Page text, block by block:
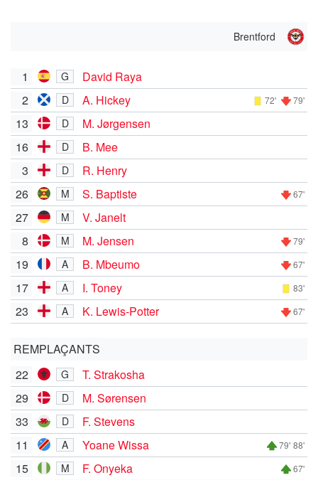
Brentford
1 G
David Raya
2
D A. Hickey 72' 79'
13 D
M. Jørgensen
16
D
B. Mee
3
D
R. Henry
26
M S. Baptiste 67'
27 M
V. Janelt
8
M M. Jensen 79'
19 A B. Mbeumo 67'
17 A I. Toney 83'
23 A K. Lewis-Potter 67'
REMPLAÇANTS
22
G
T. Strakosha
29
D
M. Sørensen
33
D
F. Stevens
11
A Yoane Wissa 79' 88'
15 M F. Onyeka 67'